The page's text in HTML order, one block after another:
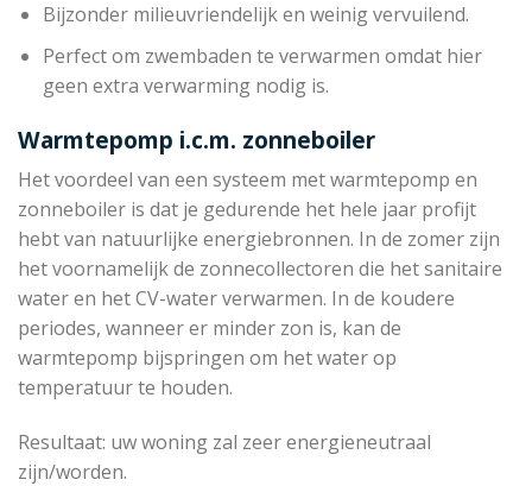
Bijzonder milieuvriendelijk en weinig vervuilend.
Perfect om zwembaden te verwarmen omdat hier
geen extra verwarming nodig is.
Warmtepomp i.c.m. zonneboiler
Het voordeel van een systeem met warmtepomp en
zonneboiler is dat je gedurende het hele jaar profijt
hebt van natuurlijke energiebronnen. In de zomer zijn
het voornamelijk de zonnecollectoren die het sanitaire
water en het CV-water verwarmen. In de koudere
periodes, wanneer er minder zon is, kan de
warmtepomp bijspringen om het water op
temperatuur te houden.
Resultaat: uw woning zal zeer energieneutraal
zijn/worden.